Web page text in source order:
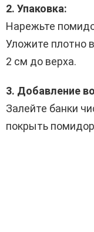
2. Упаковка:
Нарежьте
Уложите плотно
2 см до верха.
3. Добавление
Залейте банки
покрыть